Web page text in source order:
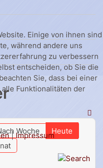
Woche
Heute
Einige von ihnen sind
während andere uns
zu verbessern
entscheiden, ob Sie die
Sie, dass bei einer
Funktionalitäten der
| Impressum